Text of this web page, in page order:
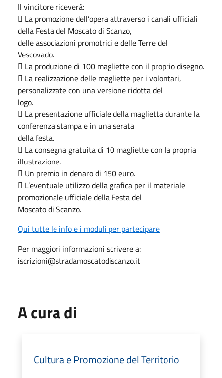
Il vincitore riceverà:
 La promozione dell’opera attraverso i canali ufficiali
della Festa del Moscato di Scanzo,
delle associazioni promotrici e delle Terre del
Vescovado.
 La produzione di 100 magliette con il proprio disegno.
 La realizzazione delle magliette per i volontari,
personalizzate con una versione ridotta del
logo.
 La presentazione ufficiale della maglietta durante la
conferenza stampa e in una serata
della festa.
 La consegna gratuita di 10 magliette con la propria
illustrazione.
 Un premio in denaro di 150 euro.
 L’eventuale utilizzo della grafica per il materiale
promozionale ufficiale della Festa del
Moscato di Scanzo.
Qui tutte le info e i moduli per partecipare
Per maggiori informazioni scrivere a:
iscrizioni@stradamoscatodiscanzo.it
A cura di
Cultura e Promozione del Territorio